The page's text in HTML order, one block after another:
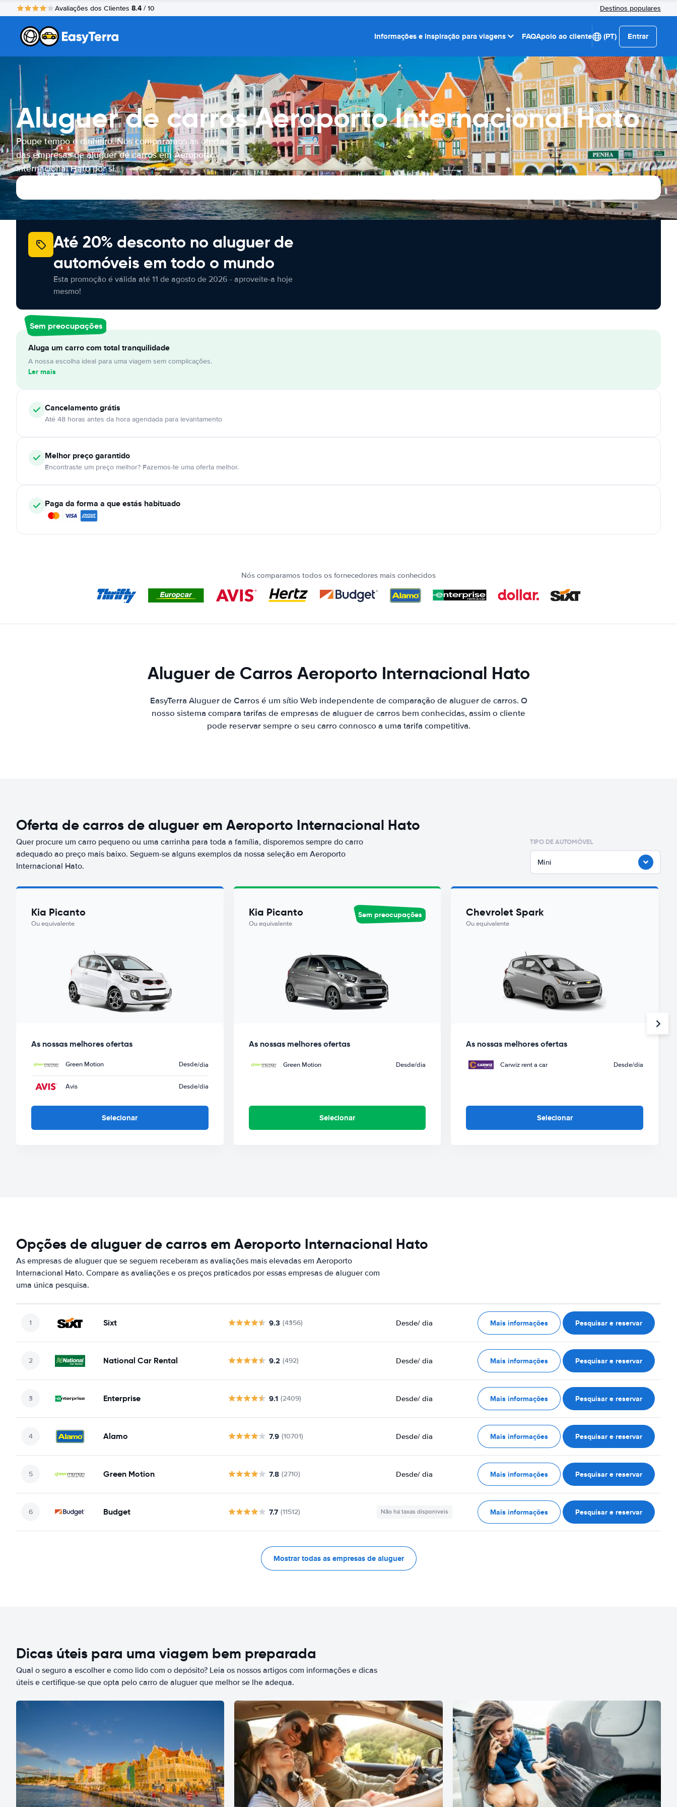
Avaliações dos Clientes 8.4 / 10 Destinos populares
Informações e inspiração para viagens FAQApoio ao cliente (PT) Entrar
Aluguer de carros Aeroporto Internacional Hato
Poupe tempo e dinheiro. Nós comparamos as ofertas
das empresas de aluguer de carros em Aeroporto
Internacional Hato por si.
Até 20% desconto no aluguer de
automóveis em todo o mundo
Esta promoção é válida até 11 de agosto de 2026 - aproveite-a hoje
mesmo!
Sem preocupações
Aluga um carro com total tranquilidade
A nossa escolha ideal para uma viagem sem complicações.
Ler mais
Cancelamentográtis
Até 48 horas antes da hora agendada para levantamento
Melhor preço garantido
Encontraste um preço melhor? Fazemos-te uma oferta melhor.
Paga da forma a que estás habituado
Nós comparamos todos os fornecedores mais conhecidos
Aluguer de Carros Aeroporto Internacional Hato
EasyTerra Aluguer de Carros é um sítio Web independente de comparação de aluguer de carros. O
nosso sistema compara tarifas de empresas de aluguer de carros bem conhecidas, assim o cliente
pode reservar sempre o seu carro connosco a uma tarifa competitiva.
Oferta de carros de aluguer em Aeroporto Internacional Hato
Quer procure um carro pequeno ou uma carrinha para toda a família, disporemos sempre do carro
adequado ao preço mais baixo. Seguem-se alguns exemplos da nossa seleção em Aeroporto
Internacional Hato.
TIPO DE AUTOMÓVEL
Mini
Kia Picanto
Ou equivalente
As nossas melhores ofertas
Green Motion Desde/dia
Avis Desde/dia
Selecionar
Kia Picanto
Ou equivalente
Sem preocupações
As nossas melhores ofertas
Green Motion Desde/dia
Selecionar
Chevrolet Spark
Ou equivalente
As nossas melhores ofertas
Carwiz rent a car Desde/dia
Selecionar
Opções de aluguer de carros em Aeroporto Internacional Hato
As empresas de aluguer que se seguem receberam as avaliações mais elevadas em Aeroporto
Internacional Hato. Compare as avaliações e os preços praticados por essas empresas de aluguer com
uma única pesquisa.
Sixt 9.3 (4356) Desde/ dia Mais informações Pesquisar e reservar
National Car Rental 9.2 (492) Desde/ dia Mais informações Pesquisar e reservar
Enterprise 9.1 (2409) Desde/ dia Mais informações Pesquisar e reservar
Alamo 7.9 (10701) Desde/ dia Mais informações Pesquisar e reservar
Green Motion 7.8 (2710) Desde/ dia Mais informações Pesquisar e reservar
Budget 7.7 (11512) Não há taxas disponíveis Mais informações Pesquisar e reservar
Mostrar todas as empresas de aluguer
Dicas úteis para uma viagem bem preparada
Qual o seguro a escolher e como lido com o depósito? Leia os nossos artigos com informações e dicas
úteis e certifique-se que opta pelo carro de aluguer que melhor se lhe adequa.